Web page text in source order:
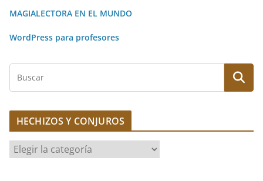
MAGIALECTORA EN EL MUNDO
WordPress para profesores
c
a
r
HECHIZOS Y CONJUROS
H
E